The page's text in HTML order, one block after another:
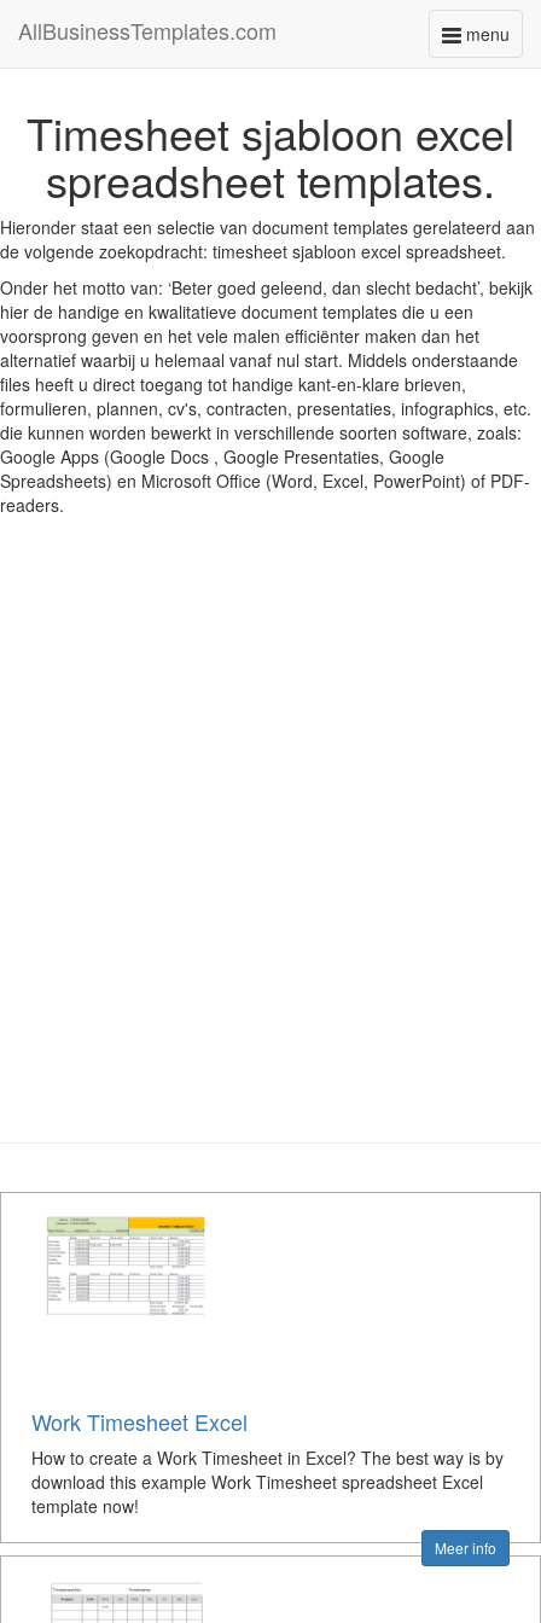
menu
Toggle
AllBusinessTemplates.com
Timesheet sjabloon excel
spreadsheet templates.
Hieronder staat een selectie van document templates gerelateerd aan
de volgende zoekopdracht: timesheet sjabloon excel spreadsheet.
Onder het motto van: ‘Beter goed geleend, dan slecht bedacht’, bekijk
hier de handige en kwalitatieve document templates die u een
voorsprong geven en het vele malen efficiënter maken dan het
alternatief waarbij u helemaal vanaf nul start. Middels onderstaande
files heeft u direct toegang tot handige kant-en-klare brieven,
formulieren, plannen, cv's, contracten, presentaties, infographics, etc.
die kunnen worden bewerkt in verschillende soorten software, zoals:
Google Apps (Google Docs , Google Presentaties, Google
Spreadsheets) en Microsoft Office (Word, Excel, PowerPoint) of PDF-
readers.
Work Timesheet Excel
How to create a Work Timesheet in Excel? The best way is by
download this example Work Timesheet spreadsheet Excel
template now!
Meer info